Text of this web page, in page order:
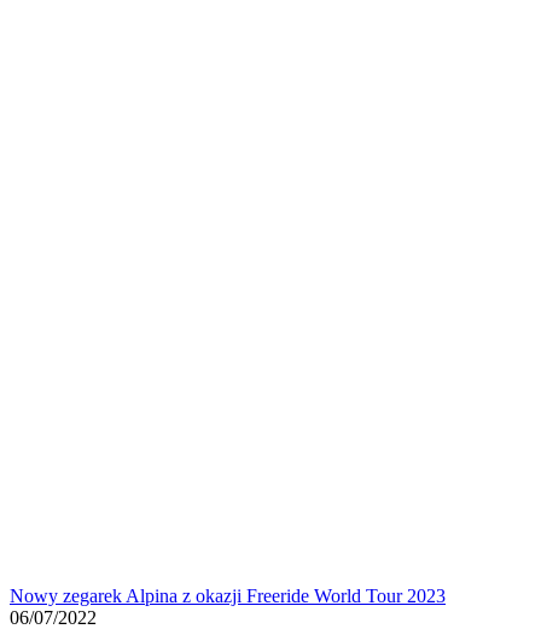
Nowy zegarek Alpina z okazji Freeride World Tour 2023
06/07/2022